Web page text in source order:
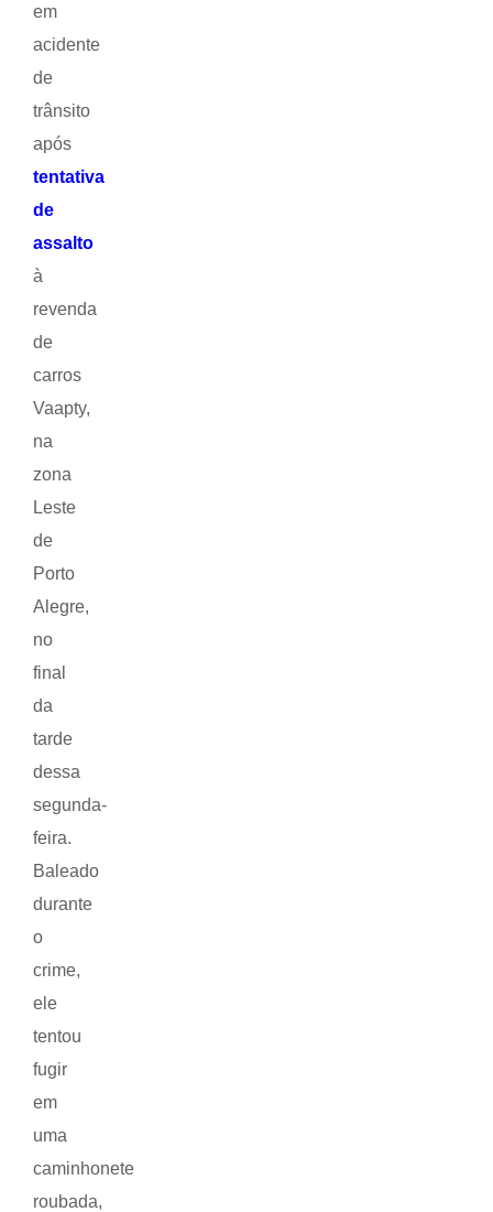
em
acidente
de
trânsito
após
tentativa
de
assalto
à
revenda
de
carros
Vaapty,
na
zona
Leste
de
Porto
Alegre,
no
final
da
tarde
dessa
segunda-
feira.
Baleado
durante
o
crime,
ele
tentou
fugir
em
uma
caminhonete
roubada,